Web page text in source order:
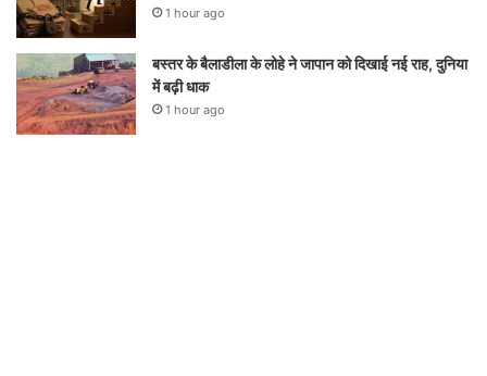
1 hour ago
बस्तर के बैलाडीला के लोहे ने जापान को दिखाई नई राह, दुनिया
में बढ़ी धाक
1 hour ago